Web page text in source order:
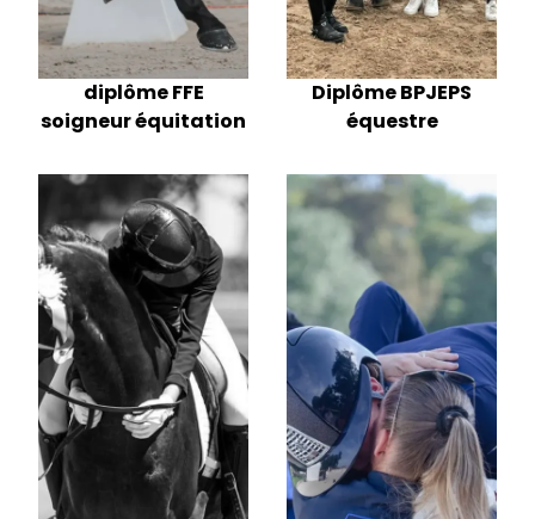
diplôme FFE
soigneur équitation
Diplôme BPJEPS
équestre